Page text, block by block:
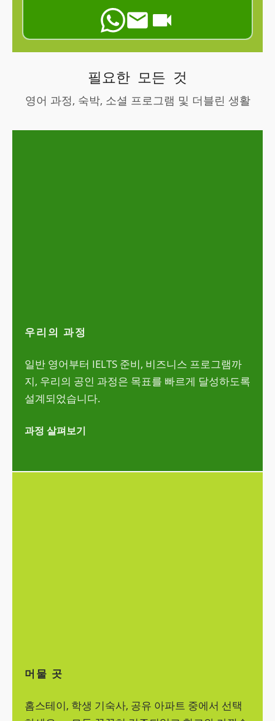
필요한 모든 것
영어 과정, 숙박, 소셜 프로그램 및 더블린 생활
살펴보기
우리의 과정
일반 영어부터 IELTS 준비, 비즈니스 프로그램까
지, 우리의 공인 과정은 목표를 빠르게 달성하도록
설계되었습니다.
과정 살펴보기
보기
머물 곳
홈스테이, 학생 기숙사, 공유 아파트 중에서 선택